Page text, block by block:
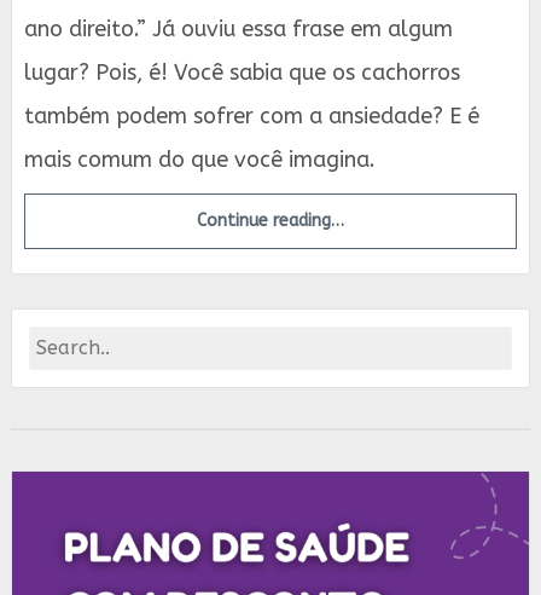
ano direito.” Já ouviu essa frase em algum
lugar? Pois, é! Você sabia que os cachorros
também podem sofrer com a ansiedade? E é
mais comum do que você imagina.
Continue reading…